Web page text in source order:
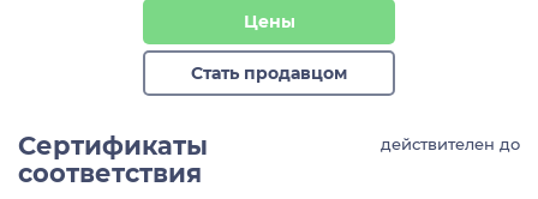
Цены
Стать продавцом
Сертификаты
соответствия
действителен до